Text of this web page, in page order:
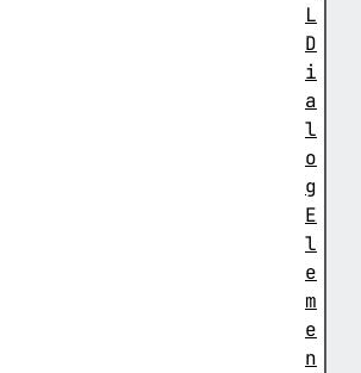
L
D
i
a
l
o
g
E
l
e
m
e
n